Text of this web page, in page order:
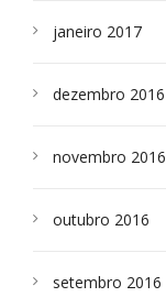
janeiro 2017
dezembro 2016
novembro 2016
outubro 2016
setembro 2016